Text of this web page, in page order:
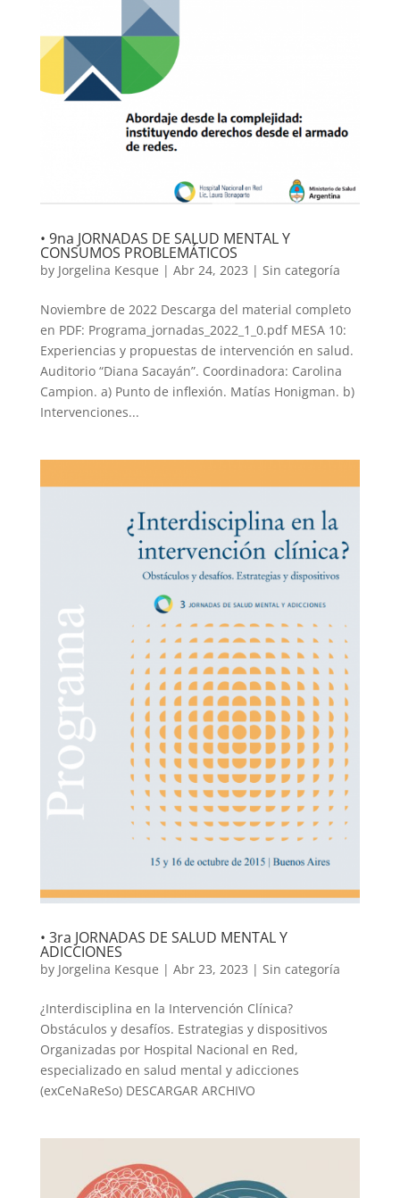
• 9na JORNADAS DE SALUD MENTAL Y
CONSUMOS PROBLEMÁTICOS
by Jorgelina Kesque | Abr 24, 2023 | Sin categoría
Noviembre de 2022 Descarga del material completo
en PDF: Programa_jornadas_2022_1_0.pdf MESA 10:
Experiencias y propuestas de intervención en salud.
Auditorio “Diana Sacayán”. Coordinadora: Carolina
Campion. a) Punto de inflexión. Matías Honigman. b)
Intervenciones...
• 3ra JORNADAS DE SALUD MENTAL Y
ADICCIONES
by Jorgelina Kesque | Abr 23, 2023 | Sin categoría
¿Interdisciplina en la Intervención Clínica?
Obstáculos y desafíos. Estrategias y dispositivos
Organizadas por Hospital Nacional en Red,
especializado en salud mental y adicciones
(exCeNaReSo) DESCARGAR ARCHIVO